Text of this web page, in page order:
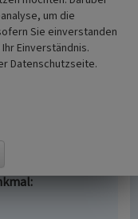
der
um die
Sie einverstanden
Einverständnis.
Datenschutzseite.